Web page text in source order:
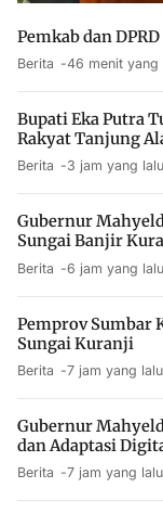
Pemkab dan
Berita 46 menit yang
Bupati Eka Putra
Rakyat Tanjung
Berita 3 jam yang lalu
Gubernur
Sungai Banjir
Berita 6 jam yang lalu
Pemprov Sumbar
Sungai Kuranji
Berita 7 jam yang lalu
Gubernur
dan Adaptasi
Berita 7 jam yang lalu